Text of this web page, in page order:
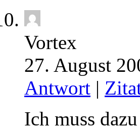
Vortex
27. August
Antwort |
Ich muss